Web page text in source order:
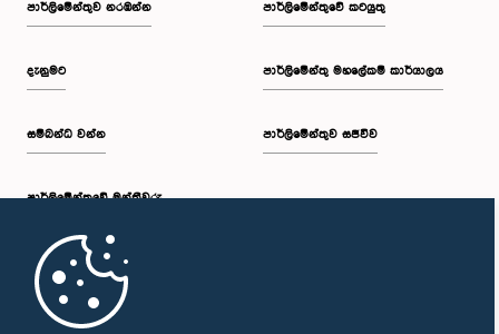
පාර්ලි‌මේන්තුව නරඹන්න
දැනුමට
සම්බන්ධ වන්න
පාර්ලි‌මේන්තුවේ මන්ත්‍රීවරු
මුල් පිටුව
පාර්ලිමේන්තුවේ කටයුතු
පාර්ලිමේන්තු මහලේකම් කාර්යාලය
පාර්ලිමේන්තුව සජීවීව